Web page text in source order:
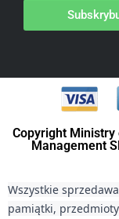
Copyright Ministry
Management
Wszystkie
pamiątki,